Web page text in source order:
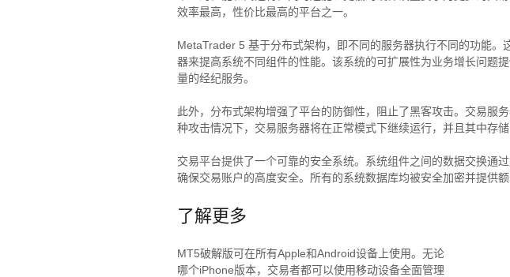
效率最高，性价比最高的平台之一。
MetaTrader 5 基于分布式架构，即不同的服务器执行不同的功能
器来提高系统不同组件的性能。该系统的可扩展性为业务增长问题
量的经纪服务。
此外，分布式架构增强了平台的防御性，阻止了黑客攻击。交易服
种攻击情况下，交易服务器将在正常模式下继续运行，并且其中存储
交易平台提供了一个可靠的安全系统。系统组件之间的数据交换通
确保交易账户的高度安全。所有的系统数据库均被安全加密并提供额
了解更多
MT5破解版可在所有Apple和Android设备上使用。无论
哪个iPhone版本，交易者都可以使用移动设备全面管理